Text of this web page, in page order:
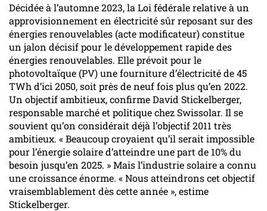
Décidée à l’automne 2023, la Loi fédérale relative à un
approvisionnement en électricité sûr reposant sur des
énergies renouvelables (acte modificateur) constitue
un jalon décisif pour le développement rapide des
énergies renouvelables. Elle prévoit pour le
photovoltaïque (PV) une fourniture d’électricité de 45
TWh d’ici 2050, soit près de neuf fois plus qu’en 2022.
Un objectif ambitieux, confirme David Stickelberger,
responsable marché et politique chez Swissolar. Il se
souvient qu’on considérait déjà l’objectif 2011 très
ambitieux. « Beaucoup croyaient qu’il serait impossible
pour l’énergie solaire d’atteindre une part de 10% du
besoin jusqu’en 2025. » Mais l’industrie solaire a connu
une croissance énorme. « Nous atteindrons cet objectif
vraisemblablement dès cette année », estime
Stickelberger.